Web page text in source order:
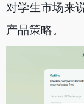
对学生市场来
产品策略。